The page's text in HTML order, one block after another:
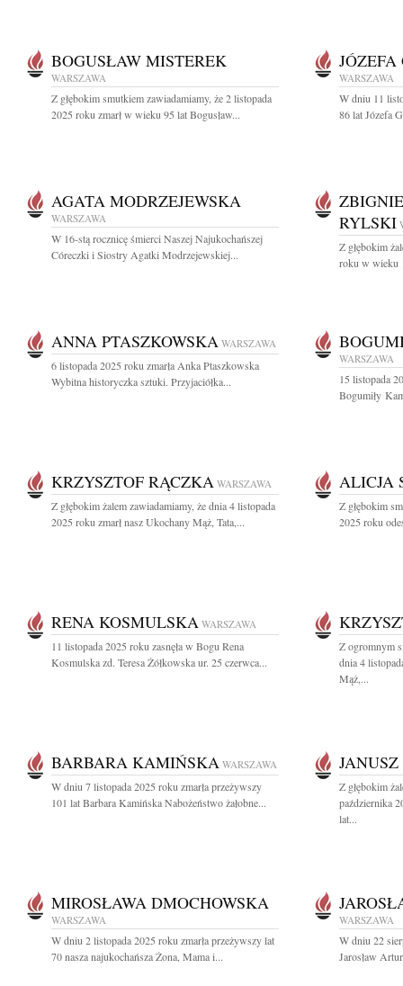
BOGUSŁAW MISTEREK
WARSZAWA
Z głębokim smutkiem zawiadamiamy, że 2 listopada
2025 roku zmarł w wieku 95 lat Bogusław...
WARSZAWA
W dniu 11
86 lat Józefa
AGATA MODRZEJEWSKA
WARSZAWA
W 16-stą rocznicę śmierci Naszej Najukochańszej
Córeczki i Siostry Agatki Modrzejewskiej...
RYLSKI
Z głębokim
roku w wieku
ANNA PTASZKOWSKA WARSZAWA
6 listopada 2025 roku zmarła Anka Ptaszkowska
Wybitna historyczka sztuki. Przyjaciółka...
WARSZAWA
15 listopada
Bogumiły
KRZYSZTOF RĄCZKA WARSZAWA
Z głębokim żalem zawiadamiamy, że dnia 4 listopada
2025 roku zmarł nasz Ukochany Mąż, Tata,...
ALICJA
Z głębokim
2025 roku
RENA KOSMULSKA WARSZAWA
11 listopada 2025 roku zasnęła w Bogu Rena
Kosmulska zd. Teresa Żółkowska ur. 25 czerwca...
Z ogromnym
dnia 4
Mąż,...
BARBARA KAMIŃSKA WARSZAWA
W dniu 7 listopada 2025 roku zmarła przeżywszy
101 lat Barbara Kamińska Nabożeństwo żałobne...
Z głębokim
października
lat...
MIROSŁAWA DMOCHOWSKA
WARSZAWA
W dniu 2 listopada 2025 roku zmarła przeżywszy lat
70 nasza najukochańsza Żona, Mama i...
WARSZAWA
W dniu 22
Jarosław